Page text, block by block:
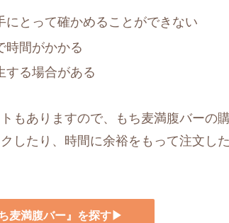
にとって確かめることができない
時間がかかる
する場合がある
もありますので、もち麦満腹バーの
クしたり、時間に余裕をもって注文し
麦満腹バー』を探す▶